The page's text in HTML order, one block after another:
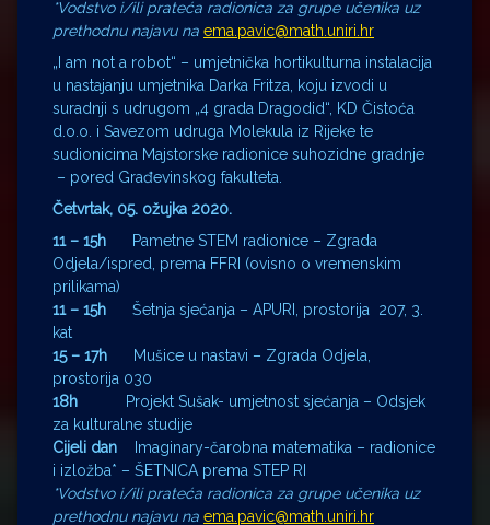
*Vodstvo i/ili prateća radionica za grupe učenika uz
prethodnu najavu na ema.pavic@math.uniri.hr
„I am not a robot“ – umjetnička hortikulturna instalacija
u nastajanju umjetnika Darka Fritza, koju izvodi u
suradnji s udrugom „4 grada Dragodid“, KD Čistoća
d.o.o. i Savezom udruga Molekula iz Rijeke te
sudionicima Majstorske radionice suhozidne gradnje
– pored Građevinskog fakulteta.
Četvrtak, 05. ožujka 2020.
11 – 15h
Pametne STEM radionice – Zgrada
Odjela/ispred, prema FFRI (ovisno o vremenskim
prilikama)
11 – 15h Šetnja sjećanja – APURI, prostorija 207, 3.
kat
15 – 17h Mušice u nastavi – Zgrada Odjela,
prostorija 030
18h Projekt Sušak- umjetnost sjećanja – Odsjek
za kulturalne studije
Cijeli dan Imaginary-čarobna matematika – radionice
i izložba* – ŠETNICA prema STEP RI
*Vodstvo i/ili prateća radionica za grupe učenika uz
prethodnu najavu na ema.pavic@math.uniri.hr